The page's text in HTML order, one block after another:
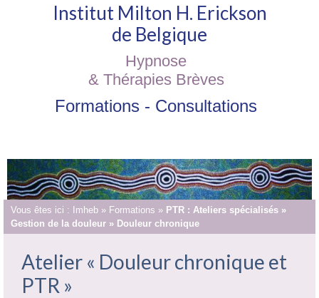
Institut Milton H. Erickson
de Belgique
Hypnose
& Thérapies Brèves
Formations - Consultations
Vous êtes ici : Imheb » Formations » PTR : Ateliers spécialisés »
Gestion de la douleur » Douleur chronique
Atelier « Douleur chronique et
PTR »